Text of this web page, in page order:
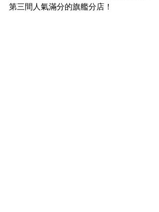
第三間人氣滿分的旗艦分店！